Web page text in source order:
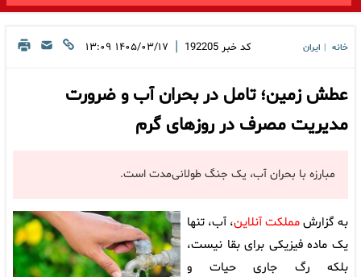
خانه ایران کد خبر 192205
| ۱۴۰۵/۰۳/۱۷ ۱۳:۰۹
عطش زمین؛ تامل در بحران آب و ضرورت
مدیریت مصرف در روزهای گرم
مبارزه با بحران آب، یک جنگ طولانی‌مدت است.
به گزارشمملکت آنلاین، آب، تنها
یک ماده فیزیکی برای بقا نیست،
بلکه رگ جاری حیات و